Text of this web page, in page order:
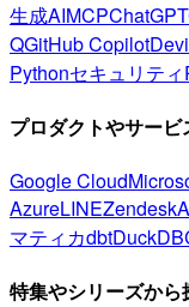
生成AIMCPChatGPT
QGitHub Copilot
Pythonセキュリティ
プロダクトやサービ
Google Cloud
AzureLINEZendesk
マティカdbtDuckDB
特集やシリーズから